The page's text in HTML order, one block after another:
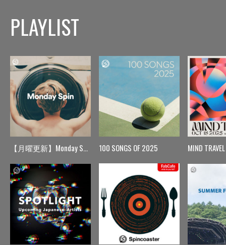
PLAYLIST
【月曜更新】Monday Spin 100 SONGS OF 2025 MIND TRAVEL